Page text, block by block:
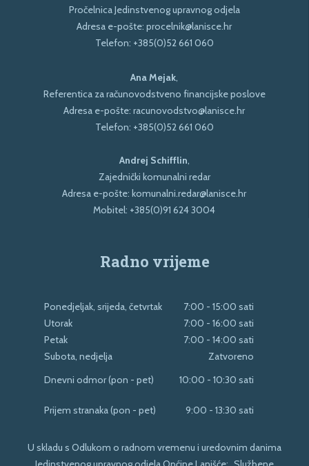
Pročelnica Jedinstvenog upravnog odjela
Adresa e-pošte: procelnik@lanisce.hr
Telefon: +385(0)52 661 060
Ana Mejak
Referentica za računovodstveno financijske poslove
Adresa e-pošte: racunovodstvo@lanisce.hr
Telefon: +385(0)52 661 060
Andrej Schifflin
Zajednički komunalni redar
Adresa e-pošte: komunalni.redar@lanisce.hr
Mobitel: +385(0)91 624 3004
Radno vrijeme
Ponedjeljak, srijeda, četvrtak
7:00 - 15:00 sati
Utorak
7:00 - 16:00 sati
Petak
7:00 - 14:00 sati
Subota, nedjelja
Zatvoreno
Dnevni odmor (pon - pet)
10:00 - 10:30 sati
Prijem stranaka (pon - pet) 9:00 - 13:30 sati
U skladu s Odlukom o radnom vremenu i uredovnim danima